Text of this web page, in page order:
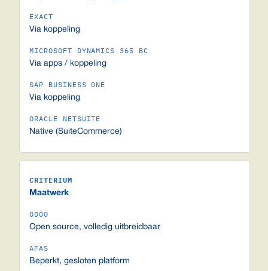
Via koppeling
Via apps / koppeling
Via koppeling
Native (SuiteCommerce)
Maatwerk
Open source, volledig uitbreidbaar
Beperkt, gesloten platform